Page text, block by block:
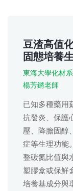
豆渣高值
固態培養
東海大學化材系
楊芳鏘老師
已知多種藥用
抗發炎、保護
壓、降膽固醇
症等生理功能
整碳氮比值與
塑膠盒或保鮮
培養基成分與